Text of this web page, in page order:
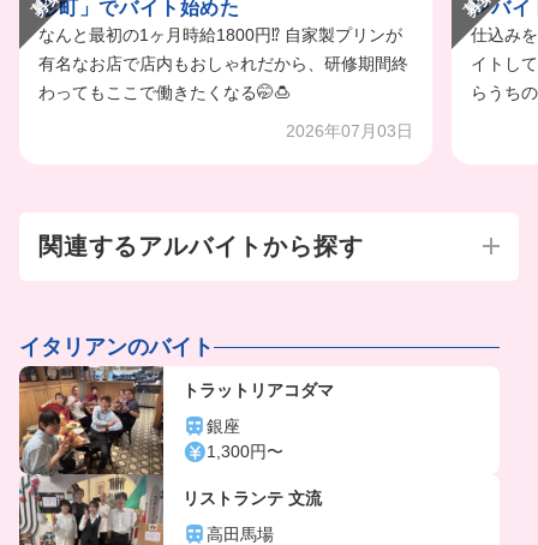
形町」でバイト始めた
なんと最初の1ヶ月時給1800円⁉️ 自家製プリンが
有名なお店で店内もおしゃれだから、研修期間終
わってもここで働きたくなる🤭🍮
2026年07月03日
ンバイ
仕込み
イトし
らうち
関連するアルバイトから探す
イタリアンのバイト
トラットリアコダマ
銀座
1,300円〜
リストランテ 文流
高田馬場